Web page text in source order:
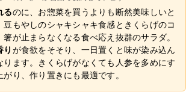
るのに、お惣菜を買うよりも断然美味しいと
豆もやしのシャキシャキ食感ときくらげのコ
箸が止まらなくなる食べ応え抜群のサラダ。
り が食欲をそそり、一日置くと味が染み込ん
ります。きくらげがなくても人参を多めにす
り、作り置きにも最適です。